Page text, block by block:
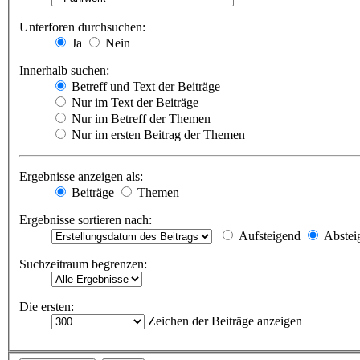
Unterforen durchsuchen:
Ja
Nein
Innerhalb suchen:
Betreff und Text der Beiträge
Nur im Text der Beiträge
Nur im Betreff der Themen
Nur im ersten Beitrag der Themen
Ergebnisse anzeigen als:
Beiträge
Themen
Ergebnisse sortieren nach:
Aufsteigend
Suchzeitraum begrenzen:
Die ersten:
Zeichen der Beiträge anzeigen